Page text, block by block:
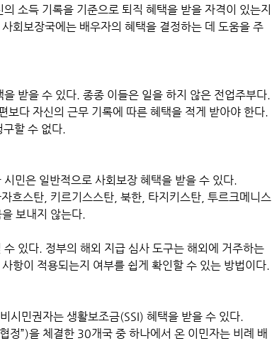
소득 기록을 기준으로 퇴직 혜택을 받을 자격이 있는지
회보장국에는 배우자의 혜택을 결정하는 데 도움을 주
받을 수 있다. 종종 이들은 일을 하지 않은 전업주부다.
다 자신의 근무 기록에 따른 혜택을 적게 받아야 한다.
할 수 없다.
민은 일반적으로 사회보장 혜택을 받을 수 있다.
흐스탄, 키르기스스탄, 북한, 타지키스탄, 투르크메니스
보내지 않는다.
있다. 정부의 해외 지급 심사 도구는 해외에 거주하는
항이 적용되는지 여부를 쉽게 확인할 수 있는 방법이다.
시민권자는 생활보조금(SSI) 혜택을 받을 수 있다.
정”)을 체결한 30개국 중 하나에서 온 이민자는 비례 배